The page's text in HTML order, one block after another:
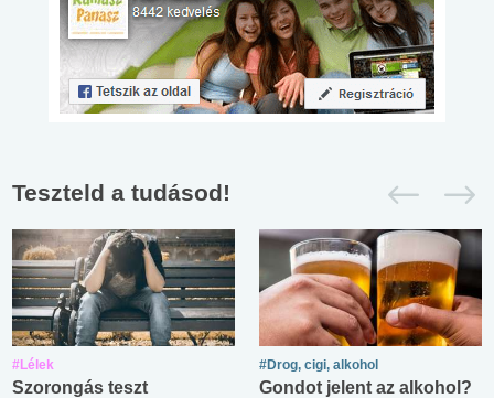
Teszteld a tudásod!
#Lélek
Szorongás teszt
#Drog, cigi, alkohol
Gondot jelent az alkohol?